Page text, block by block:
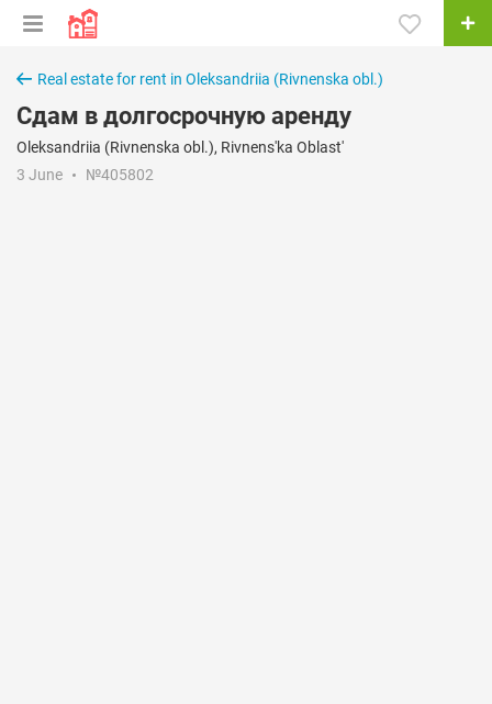
Real estate for rent in Oleksandriia (Rivnenska obl.)
Сдам в долгосрочную аренду
Oleksandriia (Rivnenska obl.), Rivnens'ka Oblast'
3 June
№405802